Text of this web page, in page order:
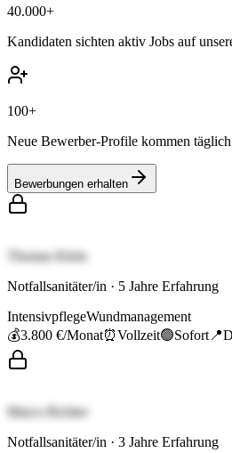
40.000+
Kandidaten sichten aktiv Jobs auf
100+
Neue Bewerber-Profile kommen
Bewerbungen erhalten
Thomas Klein
Notfallsanitäter/in · 5 Jahre Erfahrung
IntensivpflegeWundmanagement
💰3.800 €/Monat⏰Vollzeit🟢Sofort 📍
Marco Richter
Notfallsanitäter/in · 3 Jahre Erfahrung